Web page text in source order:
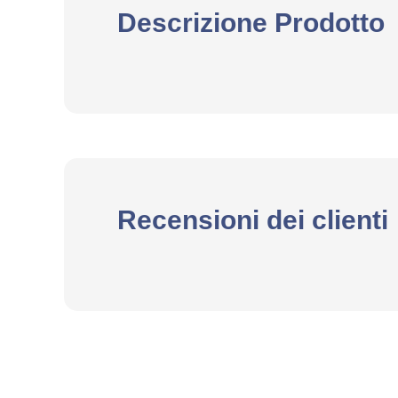
Descrizione Prodotto
Recensioni dei clienti